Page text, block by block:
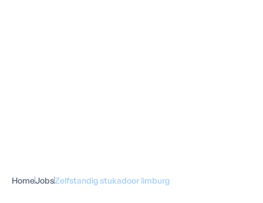
HomeJobsZelfstandig stukadoor limburg